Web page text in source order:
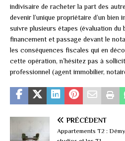
indivisaire de racheter la part des
devenir l’unique propriétaire d’un bien
suivre plusieurs étapes (évaluation du
financement et passage devant le
les conséquences fiscales qui en
cette opération, n’hésitez pas à
professionnel (agent immobilier,
PRÉCÉDENT
Appartements T2 :